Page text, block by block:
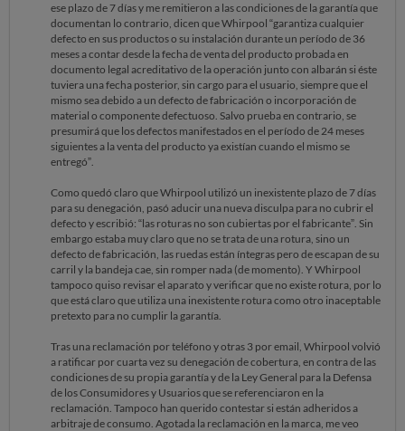
ese plazo de 7 días y me remitieron a las condiciones de la garantía que
documentan lo contrario, dicen que Whirpool “garantiza cualquier
defecto en sus productos o su instalación durante un período de 36
meses a contar desde la fecha de venta del producto probada en
documento legal acreditativo de la operación junto con albarán si éste
tuviera una fecha posterior, sin cargo para el usuario, siempre que el
mismo sea debido a un defecto de fabricación o incorporación de
material o componente defectuoso. Salvo prueba en contrario, se
presumirá que los defectos manifestados en el período de 24 meses
siguientes a la venta del producto ya existían cuando el mismo se
entregó”.
Como quedó claro que Whirpool utilizó un inexistente plazo de 7 días
para su denegación, pasó aducir una nueva disculpa para no cubrir el
defecto y escribió: “las roturas no son cubiertas por el fabricante”. Sin
embargo estaba muy claro que no se trata de una rotura, sino un
defecto de fabricación, las ruedas están íntegras pero de escapan de su
carril y la bandeja cae, sin romper nada (de momento). Y Whirpool
tampoco quiso revisar el aparato y verificar que no existe rotura, por lo
que está claro que utiliza una inexistente rotura como otro inaceptable
pretexto para no cumplir la garantía.
Tras una reclamación por teléfono y otras 3 por email, Whirpool volvió
a ratificar por cuarta vez su denegación de cobertura, en contra de las
condiciones de su propia garantía y de la Ley General para la Defensa
de los Consumidores y Usuarios que se referenciaron en la
reclamación. Tampoco han querido contestar si están adheridos a
arbitraje de consumo. Agotada la reclamación en la marca, me veo